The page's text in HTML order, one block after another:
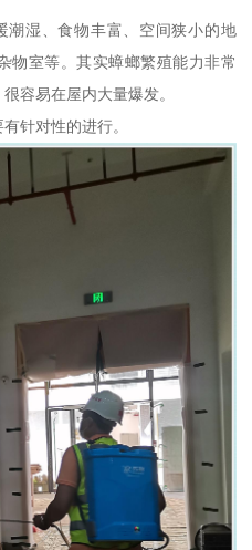
潮湿、食物丰富、空间狭小的地
物室等。其实蟑螂繁殖能力非常
容易在屋内大量爆发。
针对性的进行。